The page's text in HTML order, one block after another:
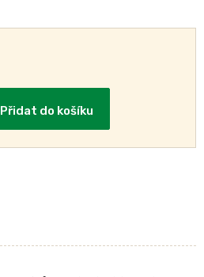
Přidat do košíku